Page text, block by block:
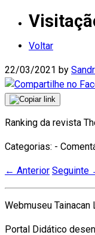
Voltar
22/03/2021 by
Ranking da revista
Categorias: -
← Anterior Seguinte
Webmuseu Tainacan
Portal Didático